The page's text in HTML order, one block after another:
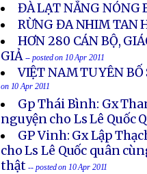
ĐÀ LẠT NẮNG NÓNG
RỪNG ĐA NHIM TAN
HƠN 280 CÁN BỘ,
GIẢ -- posted on 10 Apr 2011
VIỆT NAM TUYÊN BỐ
on 10 Apr 2011
Gp Thái Bình: Gx
nguyện cho Ls Lê Quốc
GP Vinh: Gx Lập
cho Ls Lê Quốc quân
thật-- posted on 10 Apr 2011